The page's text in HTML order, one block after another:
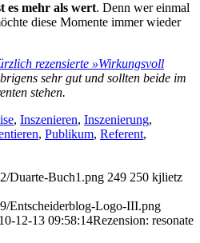
es mehr als wert. Denn wer einmal
diese Momente immer wieder
rezensierte »Wirkungsvoll
sehr gut und sollten beide im
stehen.
, Inszenieren, Inszenierung,
, Publikum, Referent,
Duarte-Buch1.png 249 250 kjlietz
Entscheiderblog-Logo-III.png
12-13 09:58:14Rezension: resonate